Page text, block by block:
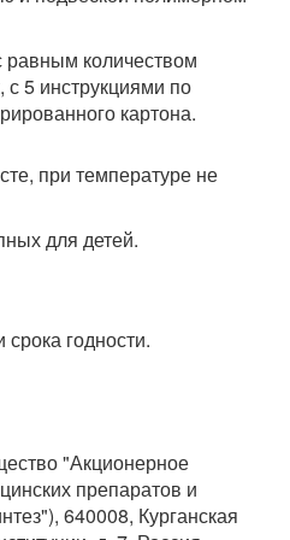
количеством
с 5 инструкциями по
картона.
при температуре не
для детей.
годности.
"Акционерное
препаратов и
640008, Курганская